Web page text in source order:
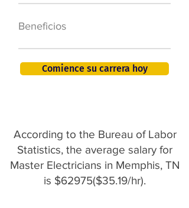
Beneficios
Comience su carrera hoy
According to the Bureau of Labor
Statistics, the average salary for
Master Electricians in Memphis, TN
is $62975($35.19/hr).